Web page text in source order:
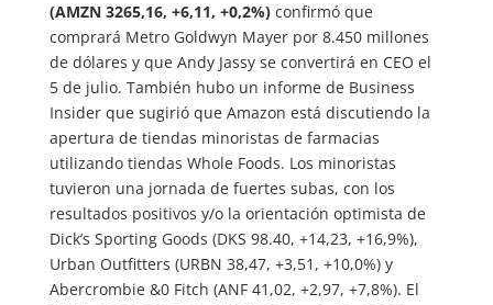
(AMZN 3265,16, +6,11, +0,2%)confirmó que
comprará Metro Goldwyn Mayer por 8.450 millones
de dólares y que Andy Jassy se convertirá en CEO el
5 de julio. También hubo un informe de Business
Insider que sugirió que Amazon está discutiendo la
apertura de tiendas minoristas de farmacias
utilizando tiendas Whole Foods. Los minoristas
tuvieron una jornada de fuertes subas, con los
resultados positivos y/o la orientación optimista de
Dick’s Sporting Goods (DKS 98.40, +14,23, +16,9%),
Urban Outfitters (URBN 38,47, +3,51, +10,0%) y
Abercrombie &0 Fitch (ANF 41,02, +2,97, +7,8%). El